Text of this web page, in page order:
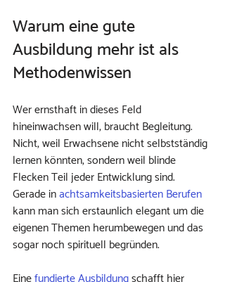
Warum eine gute
Ausbildung mehr ist als
Methodenwissen
Wer ernsthaft in dieses Feld
hineinwachsen will, braucht Begleitung.
Nicht, weil Erwachsene nicht selbstständig
lernen könnten, sondern weil blinde
Flecken Teil jeder Entwicklung sind.
Gerade in achtsamkeitsbasierten Berufen
kann man sich erstaunlich elegant um die
eigenen Themen herumbewegen und das
sogar noch spirituell begründen.